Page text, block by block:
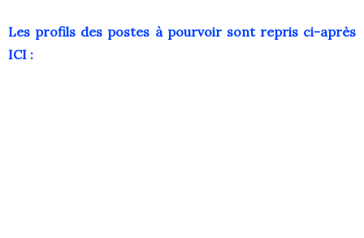
Les profils des postes à pourvoir sont repris ci-après
ICI :